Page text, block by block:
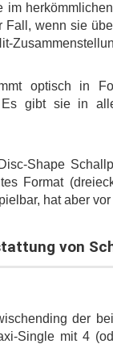
im
wenn sie
optisch in
Es gibt sie in
Shape
Format
hat aber
von
der
Single mit 4